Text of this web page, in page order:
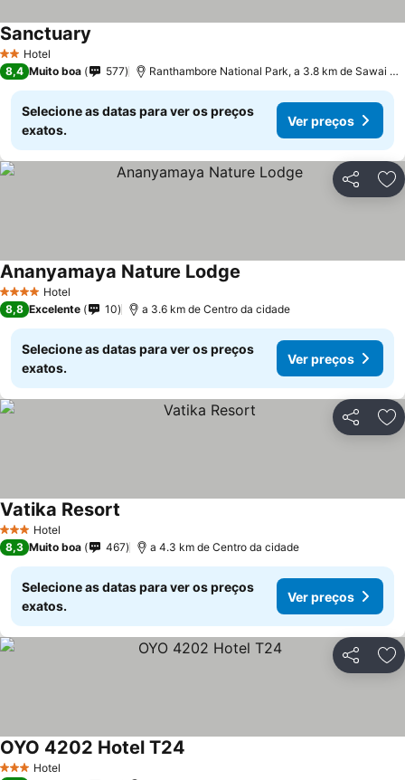
2 Estrelas
Hotel
Sanctuary
8,4 Muito boa 577 Ranthambore National Park, a 3.8 km de Sawai Madhopur
Selecione as datas para ver os preços
exatos.
Ver preços
Partilhar
4 EstrelasHotel
Ananyamaya Nature Lodge
8,8 Excelente 10 a 3.6 km de Centro da cidade
Selecione as datas para ver os preços
exatos.
Ver preços
Partilhar
3 EstrelasHotel
Vatika Resort
8,3 Muito boa 467 a 4.3 km de Centro da cidade
Selecione as datas para ver os preços
exatos.
Ver preços
Partilhar
3 EstrelasHotel
OYO 4202 Hotel T24